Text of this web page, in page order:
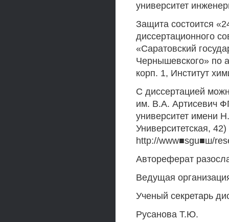
университет
Защита состоится
диссертационного
«Саратовский
Чернышевского» по
корп. 1, Институт
С диссертацией
им. В.А. Артисевич
университет имени
Университетская,
http://www■sgu■ш/
Автореферат
Ведущая
Ученый секретарь
Русанова Т.Ю.